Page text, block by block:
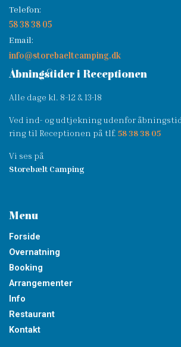
Telefon:
58 38 38 05
Email:
info@storebaeltcamping.dk
Åbningstider i Receptionen
Alle dage kl. 8-12 & 13-18
Ved ind- og udtjekning udenfor åbningstid
ring til Receptionen på tlf. 58 38 38 05
Vi ses på
Storebælt Camping
Menu
Forside
Overnatning
Booking
Arrangementer
Info
Restaurant
Kontakt